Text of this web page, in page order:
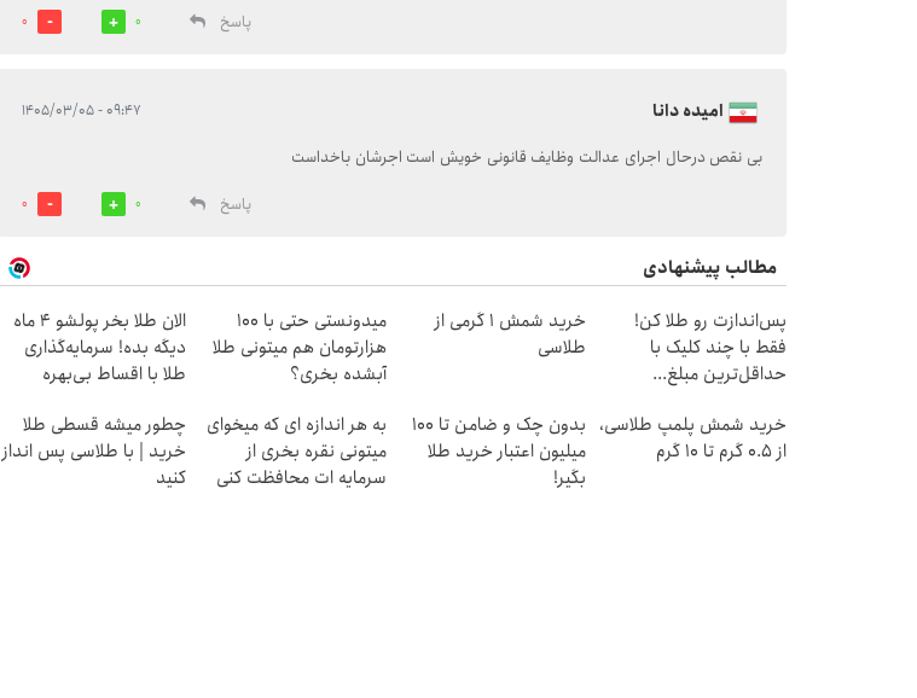
پاسخ
0
0
امیده دانا ۰۹:۴۷ - ۱۴۰۵/۰۳/۰۵
بی نقص درحال اجرای عدالت وظایف قانونی خویش است اجرشان باخداست
پاسخ
0
0
مطالب پیشنهادی
پس‌اندازت رو طلا کن!
فقط با چند کلیک با
حداقل‌ترین مبلغ...
خرید شمش 1 گرمی از
طلاسی
میدونستی حتی با ۱۰۰
هزارتومان هم میتونی طلا
آبشده بخری؟
الان طلا بخر پولشو 4 ماه
دیگه بده! سرمایه‌گذاری
طلا با اقساط بی‌بهره
خرید شمش پلمپ طلاسی،
از ۰.۵ گرم تا ۱۰ گرم
بدون چک و ضامن تا 100
میلیون اعتبار خرید طلا
بگیر!
به هر اندازه ای که میخوای
میتونی نقره بخری از
سرمایه ات محافظت کنی
چطور میشه قسطی طلا
خرید | با طلاسی پس انداز
کنید